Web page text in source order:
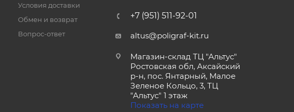
Условия доставки
Обмен и возврат
Вопрос-ответ
+7 (951) 511-92-01
altus@poligraf-kit.ru
Магазин-склад ТЦ "Альтус"
Ростовская обл, Аксайский
р-н, пос. Янтарный, Малое
Зеленое Кольцо, 3, ТЦ
"Альтус" 1 этаж
Показать на карте